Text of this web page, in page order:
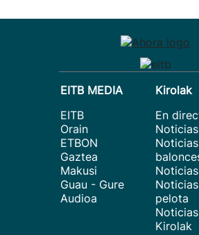
EITB MEDIA
EITB
Orain
ETBON
Gaztea
Makusi
Guau - Gure
Audioa
Kirolak
En
pelota
Kirolak